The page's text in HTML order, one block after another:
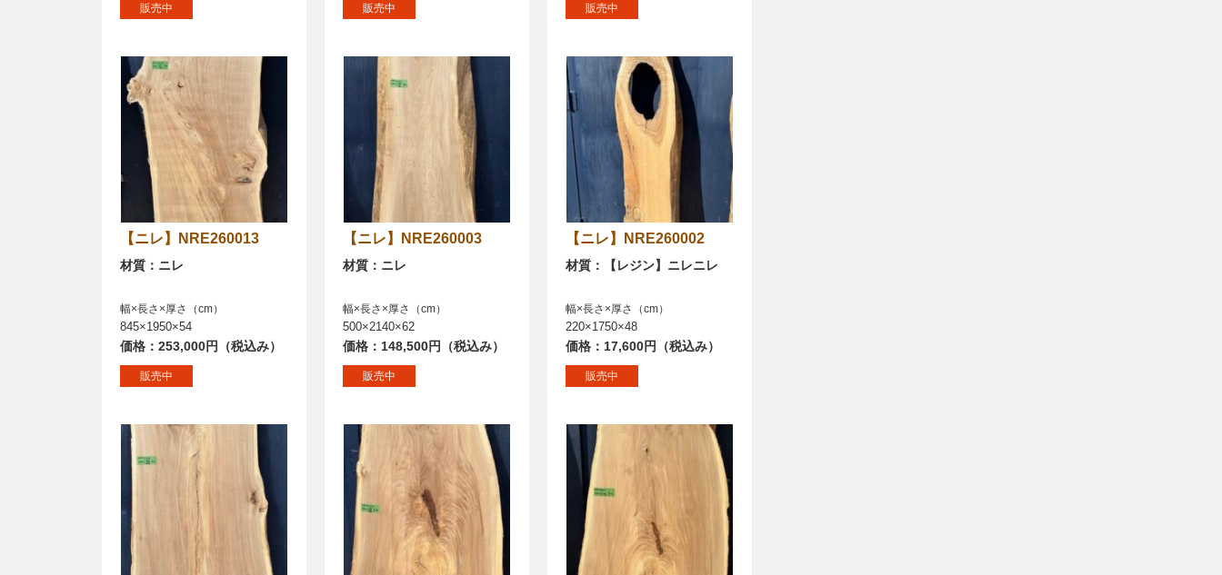
販売中 販売中 販売中
【ニレ】NRE260013
材質：ニレ
幅×長さ×厚さ（cm）
845×1950×54
価格：253,000円（税込み）
販売中
【ニレ】NRE260003
材質：ニレ
幅×長さ×厚さ（cm）
500×2140×62
価格：148,500円（税込み）
販売中
【ニレ】NRE260002
材質：【レジン】ニレニレ
幅×長さ×厚さ（cm）
220×1750×48
価格：17,600円（税込み）
販売中